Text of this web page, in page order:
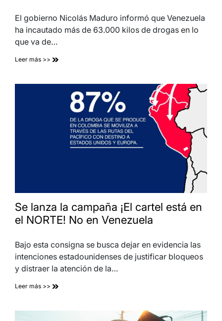
El gobierno Nicolás Maduro informó que Venezuela
ha incautado más de 63.000 kilos de drogas en lo
que va de…
Leer más >>
Se lanza la campaña ¡El cartel está en
el NORTE! No en Venezuela
Bajo esta consigna se busca dejar en evidencia las
intenciones estadounidenses de justificar bloqueos
y distraer la atención de la…
Leer más >>